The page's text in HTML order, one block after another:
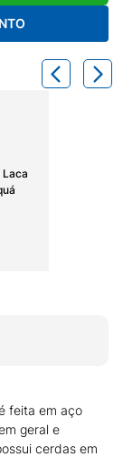
feita em aço
geral e
cerdas em